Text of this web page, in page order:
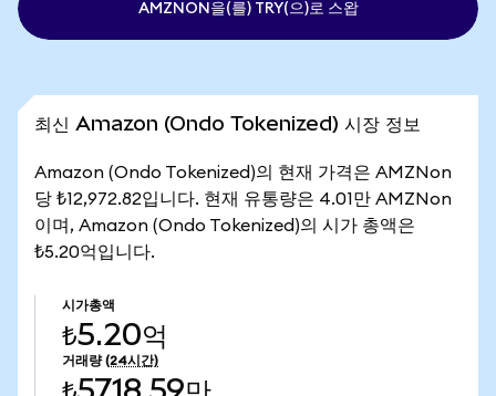
AMZNON을(를) TRY(으)로 스왑
최신 Amazon (Ondo Tokenized) 시장 정보
Amazon (Ondo Tokenized)의 현재 가격은 AMZNon
당 ₺12,972.82입니다. 현재 유통량은 4.01만 AMZNon
이며, Amazon (Ondo Tokenized)의 시가 총액은
₺5.20억입니다.
시가총액
₺5.20억
거래량 (24시간)